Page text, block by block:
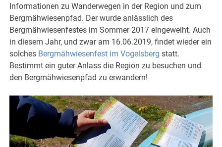
Informationen zu Wanderwegen in der Region und zum
Bergmähwiesenpfad. Der wurde anlässlich des
Bergmähwiesenfestes im Sommer 2017 eingeweiht. Auch
in diesem Jahr, und zwar am 16.06.2019, findet wieder ein
solches Bergmähwiesenfest im Vogelsberg statt.
Bestimmt ein guter Anlass die Region zu besuchen und
den Bergmähwiesenpfad zu erwandern!